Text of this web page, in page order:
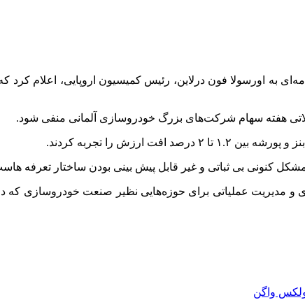
به اورسولا فون درلاین
هفته سهام شرکت‌های بزرگ خودروسازی آلمانی منفی شود.
بین ۱.۲ تا ۲ درصد افت ارزش را تجربه کردند.
کنونی بی ثباتی و غیر قابل پیش بینی بودن ساختار تعرفه
و مدیریت عملیاتی برای حوزه‌هایی نظیر صنعت خودروسازی که
واگن